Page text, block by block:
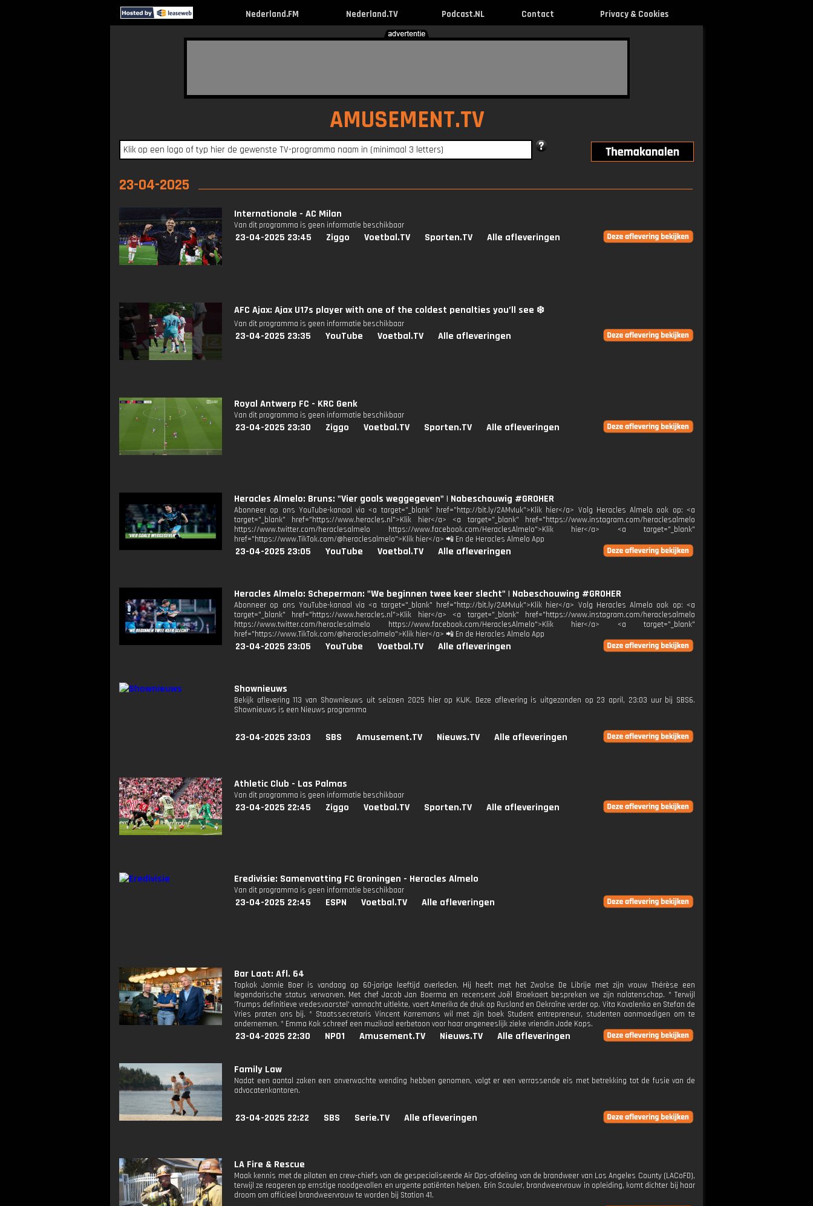
Nederland.FM Nederland.TV Podcast.NL Contact Privacy & Cookies
AMUSEMENT.TV
23-04-2025
Internationale - AC Milan
Van dit programma is geen informatie beschikbaar
23-04-2025 23:45 Ziggo Voetbal.TV Sporten.TV Alle afleveringen
AFC Ajax: Ajax U17s player with one of the coldest penalties you’ll see ❄️
Van dit programma is geen informatie beschikbaar
23-04-2025 23:35 YouTube Voetbal.TV Alle afleveringen
Royal Antwerp FC - KRC Genk
Van dit programma is geen informatie beschikbaar
23-04-2025 23:30 Ziggo Voetbal.TV Sporten.TV Alle afleveringen
Heracles Almelo: Bruns: "Vier goals weggegeven" | Nabeschouwig #GROHER
Abonneer op ons YouTube-kanaal via <a target="_blank" href="http://bit.ly/2AMvIuk">Klik hier</a> Volg Heracles Almelo ook op: <a
target="_blank" href="https://www.heracles.nl">Klik hier</a> <a target="_blank" href="https://www.instagram.com/heraclesalmelo
https://www.twitter.com/heraclesalmelo https://www.facebook.com/HeraclesAlmelo">Klik hier</a> <a target="_blank"
href="https://www.TikTok.com/@heraclesalmelo">Klik hier</a> 📲 En de Heracles Almelo App
23-04-2025 23:05 YouTube Voetbal.TV Alle afleveringen
Heracles Almelo: Scheperman: "We beginnen twee keer slecht" | Nabeschouwing #GROHER
Abonneer op ons YouTube-kanaal via <a target="_blank" href="http://bit.ly/2AMvIuk">Klik hier</a> Volg Heracles Almelo ook op: <a
target="_blank" href="https://www.heracles.nl">Klik hier</a> <a target="_blank" href="https://www.instagram.com/heraclesalmelo
https://www.twitter.com/heraclesalmelo https://www.facebook.com/HeraclesAlmelo">Klik hier</a> <a target="_blank"
href="https://www.TikTok.com/@heraclesalmelo">Klik hier</a> 📲 En de Heracles Almelo App
23-04-2025 23:05 YouTube Voetbal.TV Alle afleveringen
Shownieuws
Bekijk aflevering 113 van Shownieuws uit seizoen 2025 hier op KIJK. Deze aflevering is uitgezonden op 23 april, 23:03 uur bij SBS6.
Shownieuws is een Nieuws programma
23-04-2025 23:03 SBS Amusement.TV Nieuws.TV Alle afleveringen
Athletic Club - Las Palmas
Van dit programma is geen informatie beschikbaar
23-04-2025 22:45 Ziggo Voetbal.TV Sporten.TV Alle afleveringen
Eredivisie: Samenvatting FC Groningen - Heracles Almelo
Van dit programma is geen informatie beschikbaar
23-04-2025 22:45 ESPN Voetbal.TV Alle afleveringen
Bar Laat: Afl. 64
Topkok Jonnie Boer is vandaag op 60-jarige leeftijd overleden. Hij heeft met het Zwolse De Librije met zijn vrouw Thérèse een
legendarische status verworven. Met chef Jacob Jan Boerma en recensent Joël Broekaert bespreken we zijn nalatenschap. * Terwijl
'Trumps definitieve vredesvoorstel' vannacht uitlekte, voert Amerika de druk op Rusland en Oekraïne verder op. Vita Kovalenko en Stefan de
Vries praten ons bij. * Staatssecretaris Vincent Karremans wil met zijn boek Student entrepreneur, studenten aanmoedigen om te
ondernemen. * Emma Kok schreef een muzikaal eerbetoon voor haar ongeneeslijk zieke vriendin Jade Kops.
23-04-2025 22:30 NPO1 Amusement.TV Nieuws.TV Alle afleveringen
Family Law
Nadat een aantal zaken een onverwachte wending hebben genomen, volgt er een verrassende eis met betrekking tot de fusie van de
advocatenkantoren.
23-04-2025 22:22 SBS Serie.TV Alle afleveringen
LA Fire & Rescue
Maak kennis met de piloten en crew-chiefs van de gespecialiseerde Air Ops-afdeling van de brandweer van Los Angeles County (LACoFD),
terwijl ze reageren op ernstige noodgevallen en urgente patiënten helpen. Erin Scouler, brandweervrouw in opleiding, komt dichter bij haar
droom om officieel brandweervrouw te worden bij Station 41.